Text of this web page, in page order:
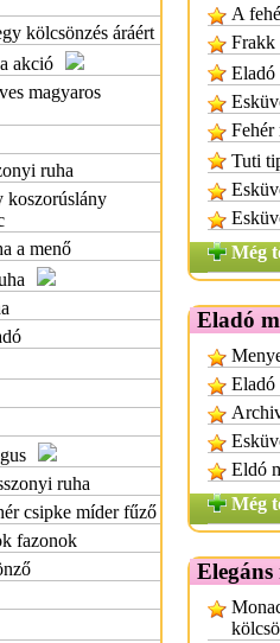
kölcsönzés áráért
akció
magyaros
ruha
koszorúslány
a menő
ruha
csipke míder fűző
fazonok
A
Frakk
Eladó
Fehér
Tuti
Még
Eladó
Eladó
Eldó
Még